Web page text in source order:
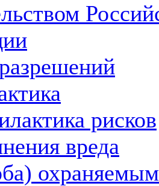
рисков
вреда
охраняемым